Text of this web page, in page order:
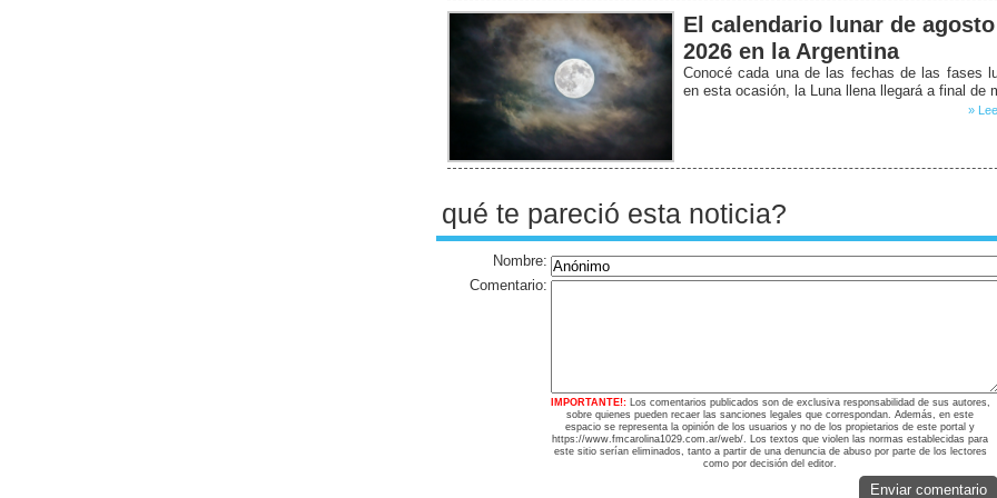
El calendario lunar de agosto
2026 en la Argentina
Conocé cada una de las fechas de las fases
en esta ocasión, la Luna llena llegará a final de
»
qué te pareció esta noticia?
Nombre:
Comentario:
IMPORTANTE!: Los comentarios publicados son de exclusiva responsabilidad de sus autores,
sobre quienes pueden recaer las sanciones legales que correspondan. Además, en este
espacio se representa la opinión de los usuarios y no de los propietarios de este portal y
https://www.fmcarolina1029.com.ar/web/. Los textos que violen las normas establecidas para
este sitio serían eliminados, tanto a partir de una denuncia de abuso por parte de los lectores
como por decisión del editor.
Enviar comentario